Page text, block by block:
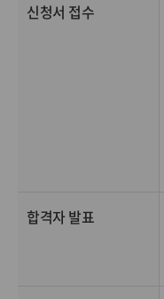
신청서 접수
합격자 발표